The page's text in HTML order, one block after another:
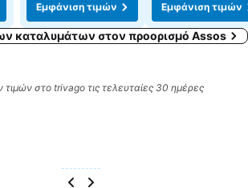
Εμφάνιση τιμών
Εμφάνιση τιμών
καταλυμάτων στον προορισμό Assos
στο trivago τις τελευταίες 30 ημέρες